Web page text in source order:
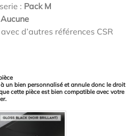
: Pack M
Aucune
d’autres références CSR
un bien personnalisé et annule donc le droit
cette pièce est bien compatible avec votre